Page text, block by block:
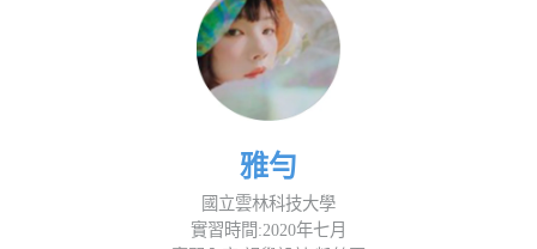
雅勻
國立雲林科技大學
實習時間:2020年七月